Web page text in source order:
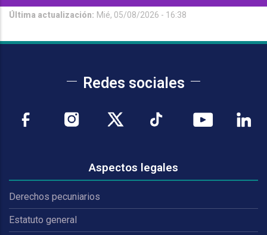
Última actualización: Mié, 05/08/2026 - 16:38
Redes sociales
Aspectos legales
Derechos pecuniarios
Estatuto general